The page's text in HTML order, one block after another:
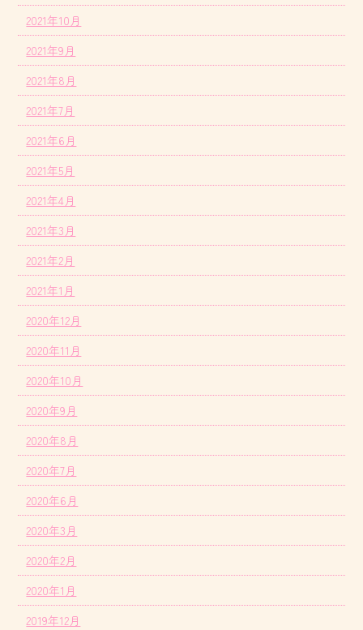
2021年10月
2021年9月
2021年8月
2021年7月
2021年6月
2021年5月
2021年4月
2021年3月
2021年2月
2021年1月
2020年12月
2020年11月
2020年10月
2020年9月
2020年8月
2020年7月
2020年6月
2020年3月
2020年2月
2020年1月
2019年12月